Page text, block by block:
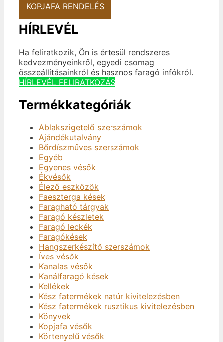
KOPJAFA RENDELÉS
HÍRLEVÉL
Ha feliratkozik, Ön is értesül rendszeres
kedvezményeinkről, egyedi csomag
összeállításainkról és hasznos faragó infókról.
HÍRLEVÉL FELIRATKOZÁS
Termékkategóriák
Ablakszigetelő szerszámok
Ajándékutalvány
Bőrdíszműves szerszámok
Egyéb
Egyenes vésők
Ékvésők
Élező eszközök
Faeszterga kések
Faragható tárgyak
Faragó készletek
Faragó leckék
Faragókések
Hangszerkészítő szerszámok
Íves vésők
Kanalas vésők
Kanálfaragó kések
Kellékek
Kész fatermékek natúr kivitelezésben
Kész fatermékek rusztikus kivitelezésben
Könyvek
Kopjafa vésők
Körtenyelű vésők